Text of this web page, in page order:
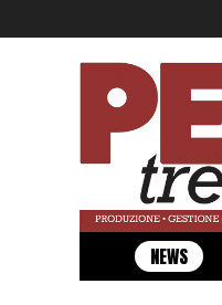
Pet
Trend
NEWS